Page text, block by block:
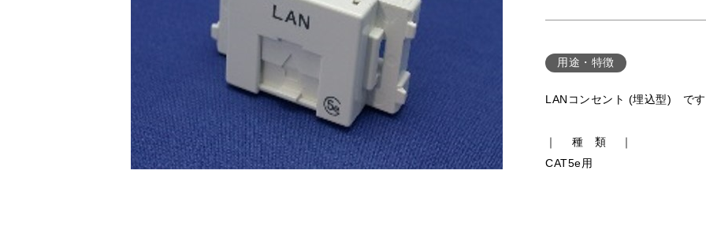
用途・特徴
LANコンセント (埋込型) で
｜ 種 類 ｜
CAT5e用